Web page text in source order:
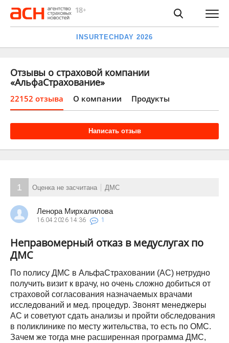
INSURTECHDAY 2026
Отзывы о страховой компании
«АльфаСтрахование»
22152 отзыва О компании Продукты
Написать отзыв
1 Оценка не засчитана ДМС
Ленора Мирхалилова
16.04.2026 14:36 1
Неправомерный отказ в медуслугах по
ДМС
По полису ДМС в АльфаСтраховании (АС) нетрудно
получить визит к врачу, но очень сложно добиться от
страховой согласования назначаемых врачами
исследований и мед. процедур. Звонят менеджеры
АС и советуют сдать анализы и пройти обследования
в поликлинике по месту жительства, то есть по ОМС.
Зачем же тогда мне расширенная программа ДМС,